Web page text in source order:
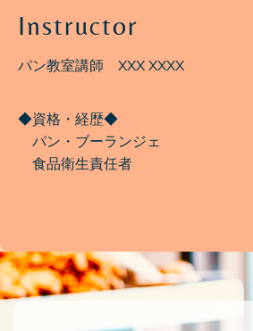
Instructor
パン教室講師 XXX XXXX
◆資格・経歴◆
パン・ブーランジェ
食品衛生責任者